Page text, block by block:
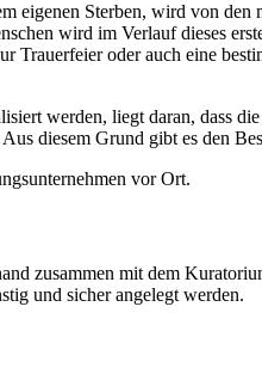
eigenen Sterben, wird von den
wird im Verlauf dieses
Trauerfeier oder auch eine
werden, liegt daran, dass
diesem Grund gibt es den
vor Ort.
zusammen mit dem
und sicher angelegt werden.